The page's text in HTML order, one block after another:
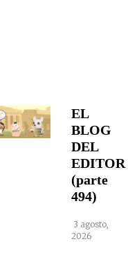
EL
BLOG
DEL
EDITOR
(parte
494)
3 agosto,
2026